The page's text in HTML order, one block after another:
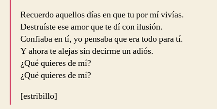
Recuerdo aquellos días en que tu por mí vivías.
Destruíste ese amor que te dí con ilusión.
Confiaba en tí, yo pensaba que era todo para tí.
Y ahora te alejas sin decirme un adiós.
¿Qué quieres de mí?
¿Qué quieres de mí?
[estribillo]